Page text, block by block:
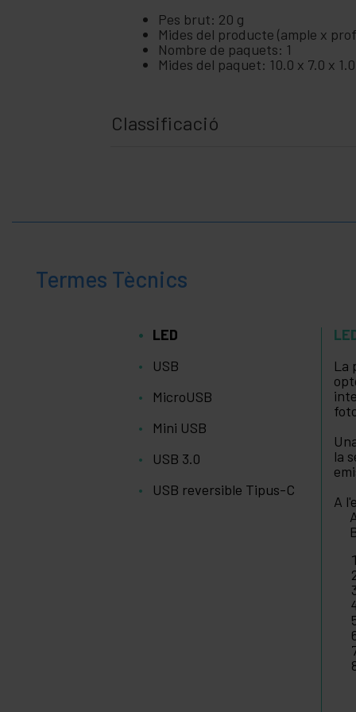
Pes brut: 20 g
Mides del producte (ample x
Nombre de paquets: 1
Mides del paquet: 10.0 x 7.0 x
Classificació
Termes Tècnics
LED
USB
MicroUSB
Mini USB
USB 3.0
USB reversible Tipus-C
La
la
A